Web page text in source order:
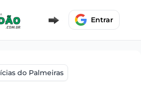
Entrar
do Palmeiras